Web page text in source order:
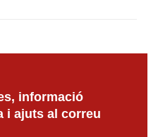
informació
i ajuts al correu